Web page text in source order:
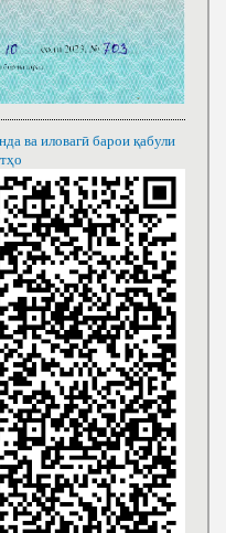
ва иловагӣ барои қабули